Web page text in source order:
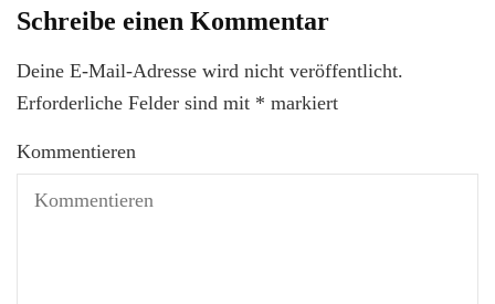
Schreibe einen Kommentar
Deine E-Mail-Adresse wird nicht veröffentlicht.
Erforderliche Felder sind mit * markiert
Kommentieren